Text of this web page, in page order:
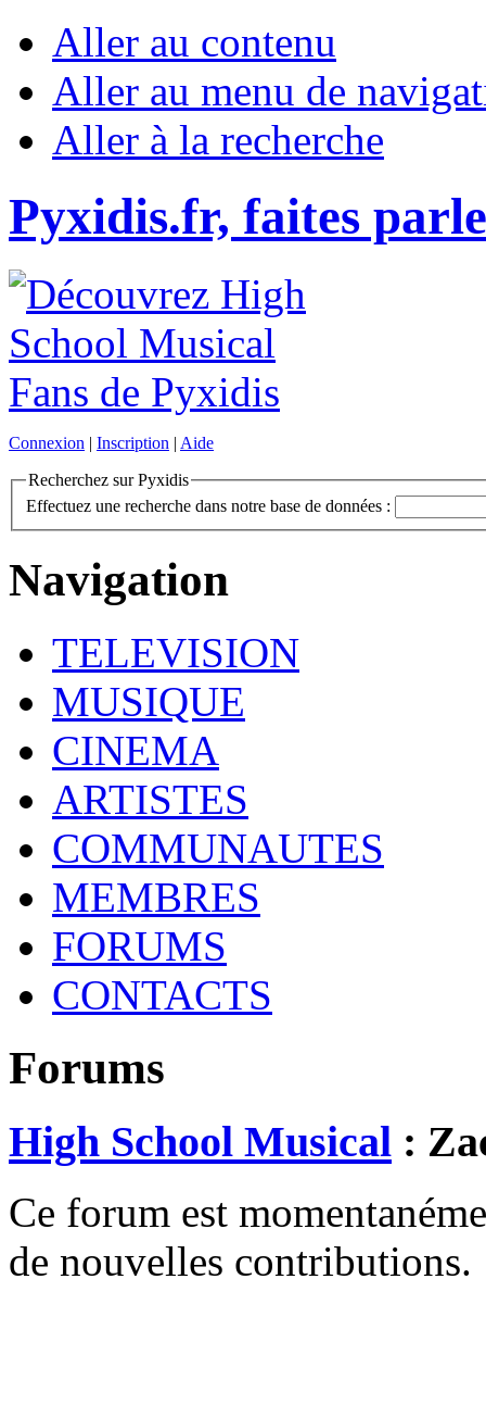
Aller au contenu
Aller au menu de
Aller à la recherche
Pyxidis.fr, faites
Connexion | Inscription | Aide
Recherchez sur Pyxidis
Effectuez une recherche dans notre base de données :
Navigation
TELEVISION
MUSIQUE
CINEMA
ARTISTES
COMMUNAUTES
MEMBRES
FORUMS
CONTACTS
Forums
High School Musical :
Ce forum est
de nouvelles contributions.